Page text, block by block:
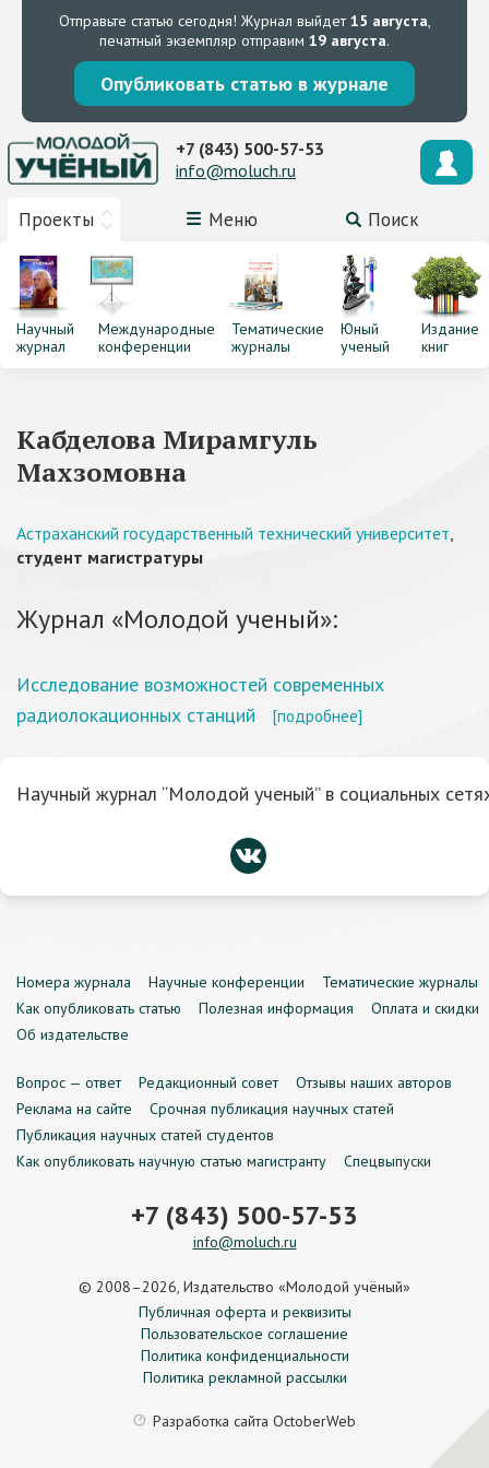
Отправьте статью сегодня! Журнал выйдет15 августа,
печатный экземпляр отправим 19 августа.
Опубликовать статью в журнале
Проекты Меню Поиск
+7 (843) 500-57-53
info@moluch.ru
Научный
журнал
Международные
конференции
Тематические
журналы
Юный
ученый
Издание
книг
Кабделова Мирамгуль
Махзомовна
Астраханский государственный технический университет,
студент магистратуры
Журнал «Молодой ученый»:
Исследование возможностей современных
радиолокационных станций
[подробнее]
Научный журнал “Молодой ученый” в социальных
Номера журнала Научные конференции
Тематические журналы
Как опубликовать статью
Полезная информация
Оплата и скидки
Об издательстве
Вопрос — ответ Редакционный совет
Отзывы наших авторов
Реклама на сайте
Срочная публикация научных статей
Публикация научных статей студентов
Как опубликовать научную статью магистранту
Спецвыпуски
+7 (843) 500-57-53
info@moluch.ru
© 2008–2026, Издательство «Молодой учёный»
Публичная оферта и реквизиты
Пользовательское соглашение
Политика конфиденциальности
Политика рекламной рассылки
Разработка сайта OctoberWeb